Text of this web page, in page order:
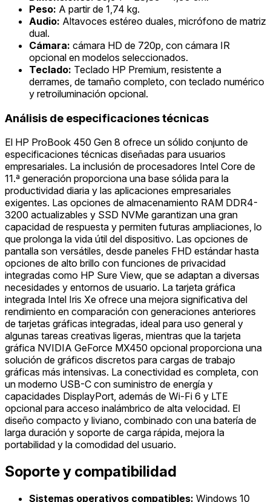
Peso: A partir de 1,74 kg.
Audio: Altavoces estéreo duales, micrófono de matriz
dual.
Cámara: cámara HD de 720p, con cámara IR
opcional en modelos seleccionados.
Teclado: Teclado HP Premium, resistente a
derrames, de tamaño completo, con teclado numérico
y retroiluminación opcional.
Análisis de especificaciones técnicas
El HP ProBook 450 Gen 8 ofrece un sólido conjunto de
especificaciones técnicas diseñadas para usuarios
empresariales. La inclusión de procesadores Intel Core de
11.ª generación proporciona una base sólida para la
productividad diaria y las aplicaciones empresariales
exigentes. Las opciones de almacenamiento RAM DDR4-
3200 actualizables y SSD NVMe garantizan una gran
capacidad de respuesta y permiten futuras ampliaciones, lo
que prolonga la vida útil del dispositivo. Las opciones de
pantalla son versátiles, desde paneles FHD estándar hasta
opciones de alto brillo con funciones de privacidad
integradas como HP Sure View, que se adaptan a diversas
necesidades y entornos de usuario. La tarjeta gráfica
integrada Intel Iris Xe ofrece una mejora significativa del
rendimiento en comparación con generaciones anteriores
de tarjetas gráficas integradas, ideal para uso general y
algunas tareas creativas ligeras, mientras que la tarjeta
gráfica NVIDIA GeForce MX450 opcional proporciona una
solución de gráficos discretos para cargas de trabajo
gráficas más intensivas. La conectividad es completa, con
un moderno USB-C con suministro de energía y
capacidades DisplayPort, además de Wi-Fi 6 y LTE
opcional para acceso inalámbrico de alta velocidad. El
diseño compacto y liviano, combinado con una batería de
larga duración y soporte de carga rápida, mejora la
portabilidad y la comodidad del usuario.
Soporte y compatibilidad
Sistemas operativos compatibles: Windows 10